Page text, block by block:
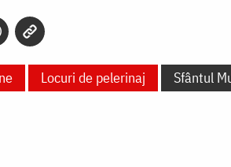
Locuri de pelerinaj Sfântul